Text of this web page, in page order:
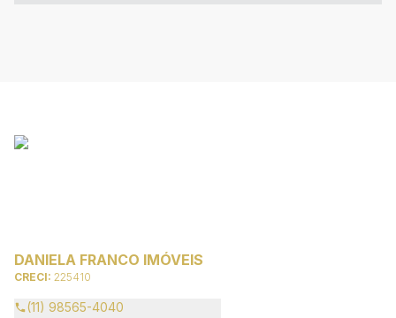
DANIELA FRANCO IMÓVEIS
CRECI: 225410
(11) 98565-4040